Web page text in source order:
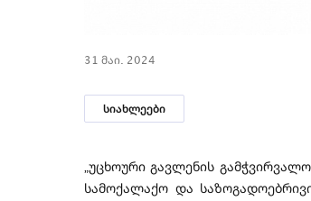
31 მაი. 2024
სიახლეები
„უცხოური გავლენის
სამოქალაქო და